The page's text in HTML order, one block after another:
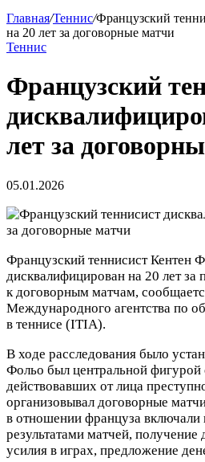
Главная/Теннис/Французский
на 20 лет за договорные матчи
Теннис
Французский
лет за
05.01.2026
Французский теннисист Кентен
дисквалифицирован на 20 лет за
к договорным матчам,
Международного агентства по
в теннисе (ITIA).
В ходе расследования было
Фольо был центральной фигурой
действовавших от лица
организовывал договорные
в отношении француза
результатами матчей, получение
усилия в играх, предложение